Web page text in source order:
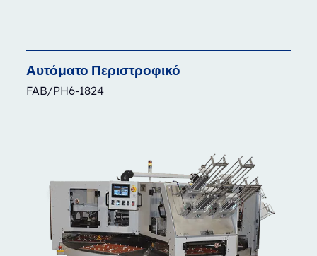
Αυτόματο Περιστροφικό
FAB/PH6-1824